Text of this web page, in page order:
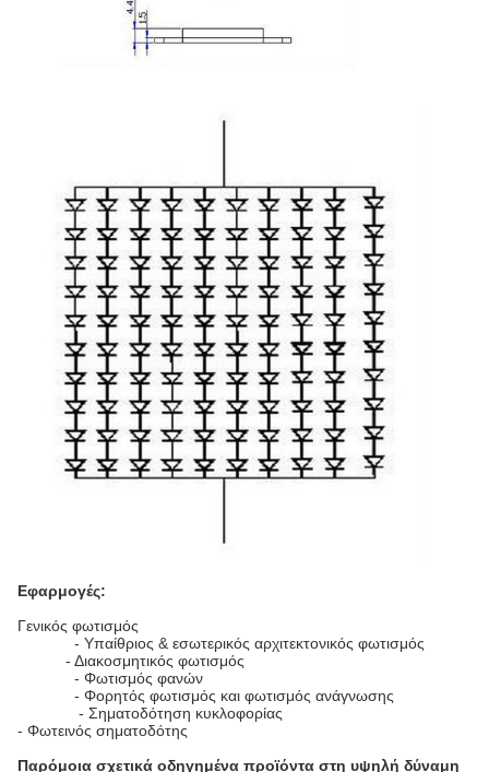
Εφαρμογές:
Γενικός φωτισμός
- Υπαίθριος & εσωτερικός αρχιτεκτονικός φωτισμός
- Διακοσμητικός φωτισμός
- Φωτισμός φανών
- Φορητός φωτισμός και φωτισμός ανάγνωσης
- Σηματοδότηση κυκλοφορίας
- Φωτεινός σηματοδότης
Παρόμοια σχετικά οδηγημένα προϊόντα στη υψηλή δύναμη